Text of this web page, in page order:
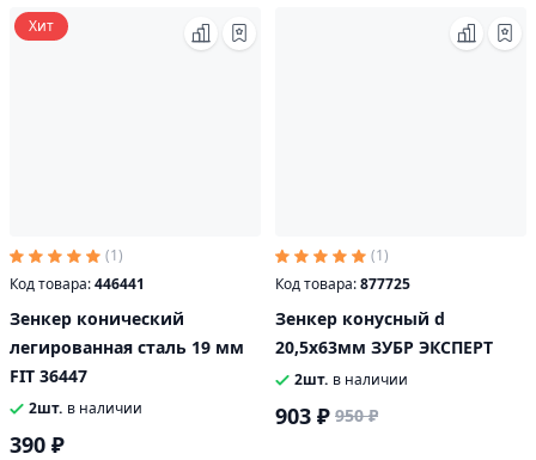
Хит
(1)
Код товара:446441
Зенкер конический
легированная сталь 19 мм
FIT 36447
2шт. в наличии
390 ₽
(1)
Код товара:877725
Зенкер конусный d
20,5x63мм ЗУБР ЭКСПЕРТ
2шт. в наличии
903 ₽ 950 ₽